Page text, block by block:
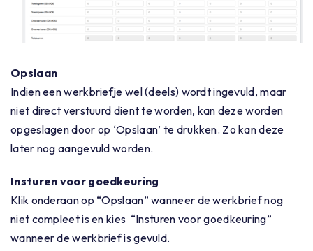
Opslaan
Indien een werkbriefje wel (deels) wordt ingevuld, maar
niet direct verstuurd dient te worden, kan deze worden
opgeslagen door op ‘Opslaan’ te drukken. Zo kan deze
later nog aangevuld worden.
Insturen voor goedkeuring
Klik onderaan op “Opslaan” wanneer de werkbrief nog
niet compleet is en kies “Insturen voor goedkeuring”
wanneer de werkbrief is gevuld.